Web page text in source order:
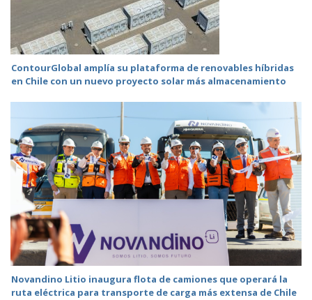
ContourGlobal amplía su plataforma de renovables híbridas
en Chile con un nuevo proyecto solar más almacenamiento
Novandino Litio inaugura flota de camiones que operará la
ruta eléctrica para transporte de carga más extensa de Chile